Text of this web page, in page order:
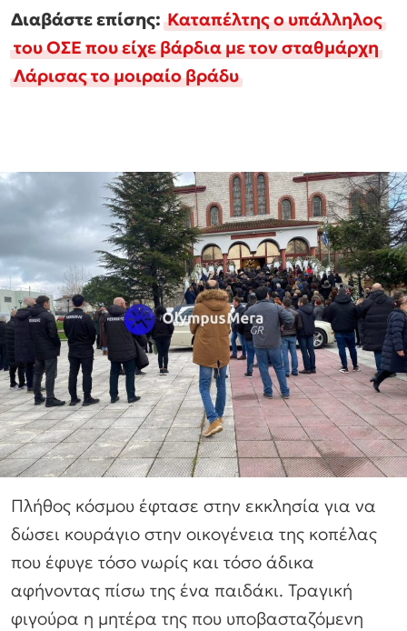
Διαβάστε επίσης:Καταπέλτης ο υπάλληλος
του ΟΣΕ που είχε βάρδια με τον σταθμάρχη
Λάρισας το μοιραίο βράδυ
Πλήθος κόσμου έφτασε στην εκκλησία για να
δώσει κουράγιο στην οικογένεια της κοπέλας
που έφυγε τόσο νωρίς και τόσο άδικα
αφήνοντας πίσω της ένα παιδάκι. Τραγική
φιγούρα η μητέρα της που υποβασταζόμενη